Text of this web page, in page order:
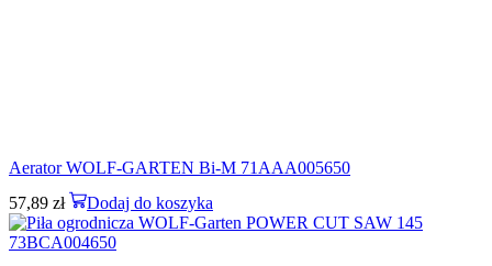
Aerator WOLF-GARTEN Bi-M 71AAA005650
57,89 zł Dodaj do koszyka